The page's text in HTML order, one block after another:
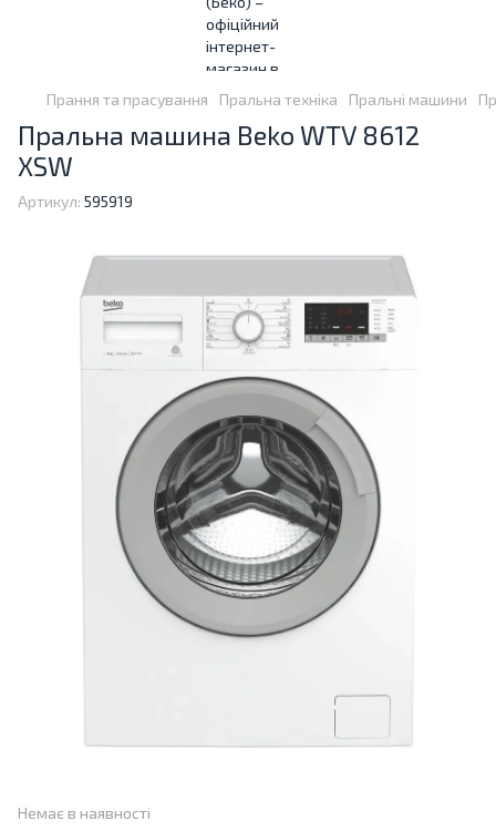
Прання та прасування Пральна техніка Пральні машини
Пральна машина Beko WTV 8612
XSW
Артикул: 595919
Немає в наявності